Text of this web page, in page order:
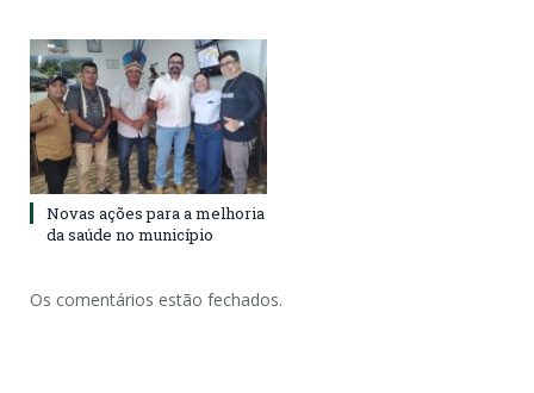
Novas ações para a melhoria
da saúde no município
Os comentários estão fechados.